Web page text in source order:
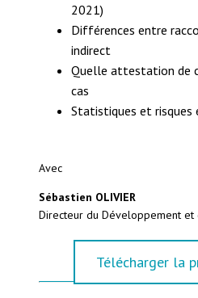
2021)
Différences entre
indirect
Quelle attestation de
cas
Statistiques et
Avec
Sébastien OLIVIER
Directeur du Développement et
Télécharger la